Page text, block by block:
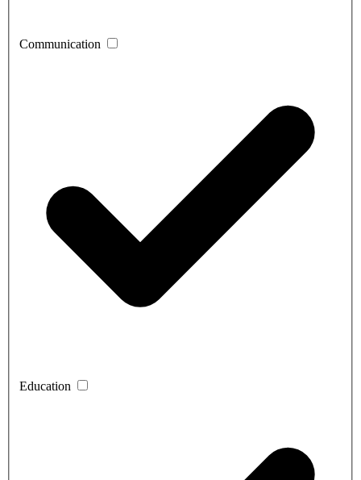
Communication
Education